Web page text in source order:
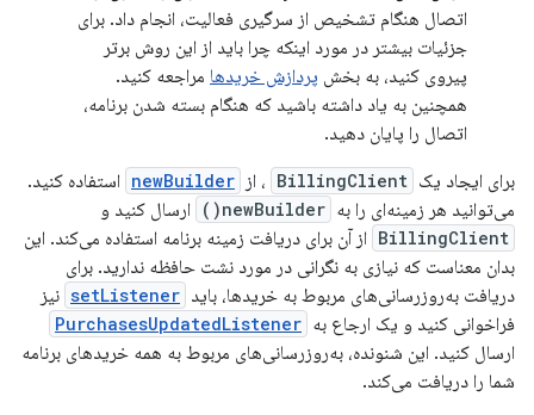
اتصال هنگام تشخیص از سرگیری فعالیت، انجام داد. برای
جزئیات بیشتر در مورد اینکه چرا باید از این روش برتر
پیروی کنید، به بخش پردازش خریدها مراجعه کنید.
همچنین به یاد داشته باشید که هنگام بسته شدن برنامه،
اتصال را پایان دهید.
برای ایجاد یک BillingClient ، از newBuilder استفاده کنید.
می‌توانید هر زمینه‌ای را به newBuilder() ارسال کنید و
BillingClient از آن برای دریافت زمینه برنامه استفاده می‌کند. این
بدان معناست که نیازی به نگرانی در مورد نشت حافظه ندارید. برای
دریافت به‌روزرسانی‌های مربوط به خریدها، باید setListener نیز
فراخوانی کنید و یک ارجاع به PurchasesUpdatedListener
ارسال کنید. این شنونده، به‌روزرسانی‌های مربوط به همه خریدهای برنامه
شما را دریافت می‌کند.